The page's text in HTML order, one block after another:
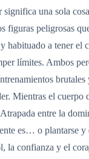
una sola
peligrosas
a tener el
límites. Ambos
Mientras el cuerpo
entre la
es… o plantarse
la confianza y el